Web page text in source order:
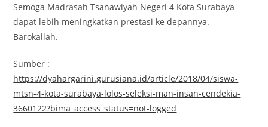
Semoga Madrasah Tsanawiyah Negeri 4 Kota Surabaya
dapat lebih meningkatkan prestasi ke depannya.
Barokallah.
Sumber :
https://dyahargarini.gurusiana.id/article/2018/04/siswa-
mtsn-4-kota-surabaya-lolos-seleksi-man-insan-cendekia-
3660122?bima_access_status=not-logged